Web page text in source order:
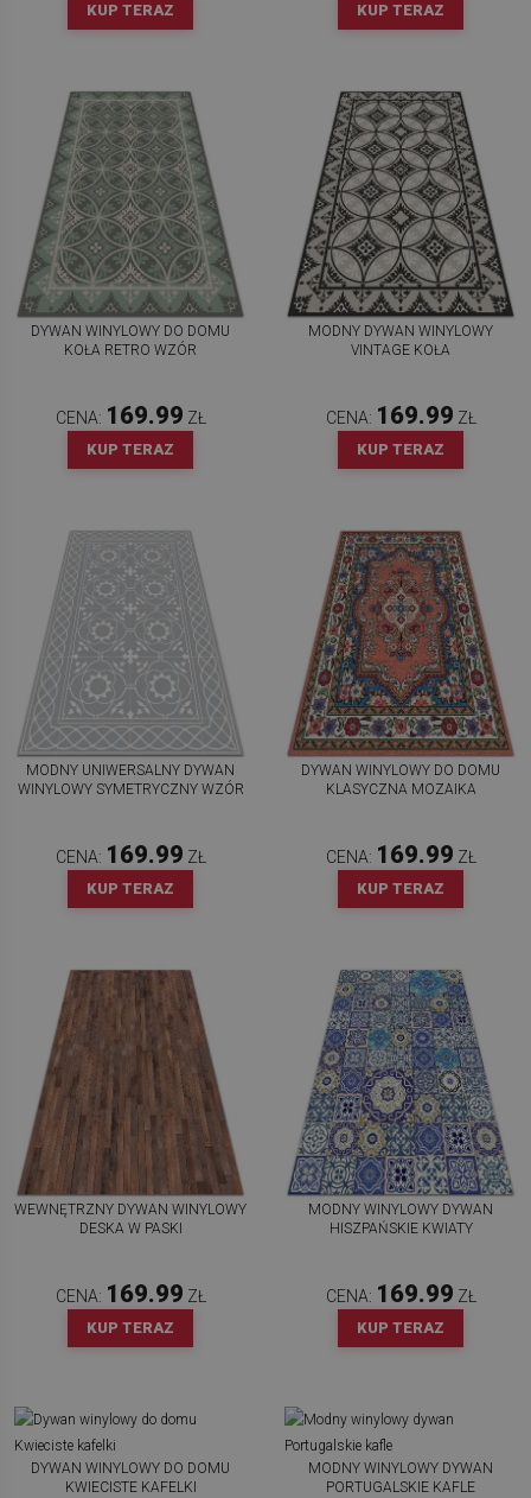
KUP TERAZ KUP TERAZ
DYWAN WINYLOWY DO DOMU
KOŁA RETRO WZÓR
CENA: 169.99 ZŁ
KUP TERAZ
MODNY DYWAN WINYLOWY
VINTAGE KOŁA
CENA: 169.99 ZŁ
KUP TERAZ
MODNY UNIWERSALNY DYWAN
WINYLOWY SYMETRYCZNY WZÓR
CENA: 169.99 ZŁ
KUP TERAZ
DYWAN WINYLOWY DO DOMU
KLASYCZNA MOZAIKA
CENA: 169.99 ZŁ
KUP TERAZ
WEWNĘTRZNY DYWAN WINYLOWY
DESKA W PASKI
CENA: 169.99 ZŁ
KUP TERAZ
MODNY WINYLOWY DYWAN
HISZPAŃSKIE KWIATY
CENA: 169.99 ZŁ
KUP TERAZ
DYWAN WINYLOWY DO DOMU
KWIECISTE KAFELKI
MODNY WINYLOWY DYWAN
PORTUGALSKIE KAFLE